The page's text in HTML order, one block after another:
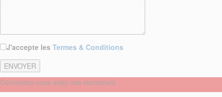
J'accepte les Termes & Conditions
Connectez-vous avec nos recruteurs